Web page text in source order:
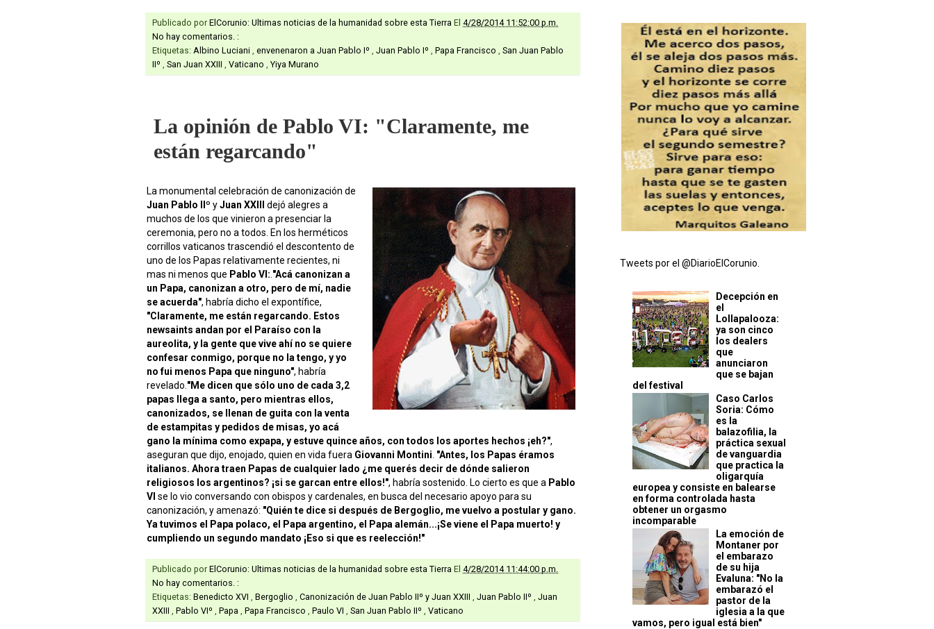
Publicado por ElCorunio: Ultimas noticias de la humanidad sobre esta Tierra El 4/28/2014 11:52:00 p.m.
No hay comentarios. :
Etiquetas: Albino Luciani envenenaron a Juan Pablo Iº Juan Pablo Iº Papa Francisco
San Juan Pablo
IIº
San Juan XXIII Vaticano Yiya Murano
La opinión de Pablo VI: "Claramente, me
están regarcando"
La monumental celebración de canonización de
Juan Pablo IIº yJuan XXIII
dejó alegres a
muchos de los que vinieron a presenciar la
ceremonia, pero no a todos. En los herméticos
corrillos vaticanos trascendió el descontento de
uno de los Papas relativamente recientes, ni
mas ni menos que Pablo VI: "Acá canonizan a
un Papa, canonizan a otro, pero de mí, nadie
se acuerda", habría dicho el expontífice,
"Claramente, me están regarcando. Estos
newsaints andan por el Paraíso con la
aureolita, y la gente que vive ahí no se quiere
confesar conmigo, porque no la tengo, y yo
no fui menos Papa que ninguno", habría
revelado. "Me dicen que sólo uno de cada 3,2
papas llega a santo, pero mientras ellos,
canonizados, se llenan de guita con la venta
de estampitas y pedidos de misas, yo acá
gano la mínima como expapa, y estuve quince años, con todos los aportes hechos ¡eh?",
aseguran que dijo, enojado, quien en vida fuera Giovanni Montini "Antes, los Papas éramos
italianos. Ahora traen Papas de cualquier lado ¿me querés decir de dónde salieron
religiosos los argentinos? ¡si se garcan entre ellos!", habría sostenido. Lo cierto es que a Pablo
VI se lo vio conversando con obispos y cardenales, en busca del necesario apoyo para su
canonización, y amenazó: "Quién te dice si después de Bergoglio, me vuelvo a postular y gano.
Ya tuvimos el Papa polaco, el Papa argentino, el Papa alemán...¡Se viene el Papa muerto! y
cumpliendo un segundo mandato ¡Eso si que es reelección!"
Publicado por ElCorunio: Ultimas noticias de la humanidad sobre esta Tierra El 4/28/2014 11:44:00 p.m.
No hay comentarios. :
Etiquetas: Benedicto XVI Bergoglio Canonización de Juan Pablo IIº y Juan XXIII Juan Pablo IIº
Juan
XXIII
Pablo VIº Papa Papa Francisco Paulo VI San Juan Pablo IIº Vaticano
Tweets por el @DiarioElCorunio.
Decepción en
el
Lollapalooza:
ya son cinco
los dealers
que
anunciaron
que se bajan
del festival
Caso Carlos
Soria: Cómo
es la
balazofilia, la
práctica sexual
de vanguardia
que practica la
oligarquía
europea y consiste en balearse
en forma controlada hasta
obtener un orgasmo
incomparable
La emoción de
Montaner por
el embarazo
de su hija
Evaluna: "No la
embarazó el
pastor de la
iglesia a la que
vamos, pero igual está bien"